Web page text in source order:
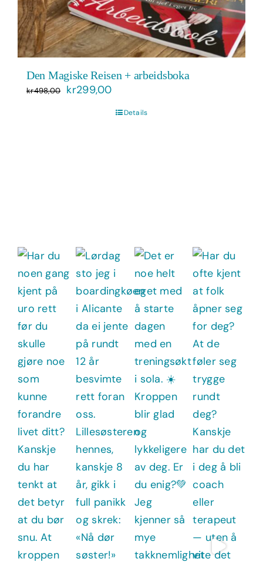
Den Magiske Reisen + arbeidsboka
kr498,00
Opprinnelig
kr299,00Nåværende
prisDetails